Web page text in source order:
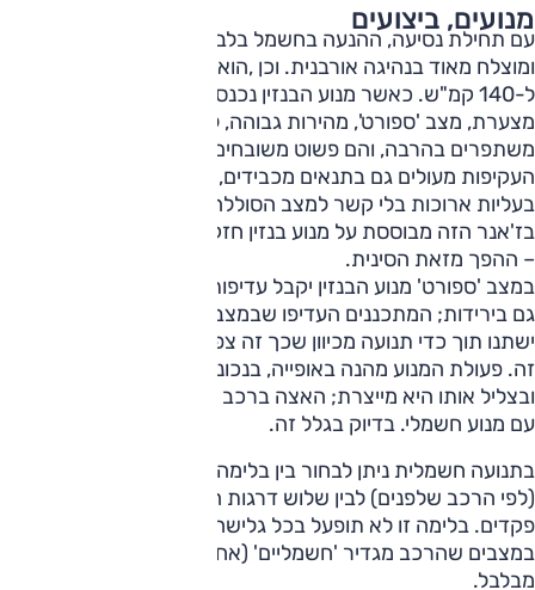
מנועים, ביצועים
עם תחילת נסיעה, ההנעה בחשמל בלבד והרכב שקט, נעים
ומוצלח מאוד בנהיגה אורבנית. וכן ,הוא יכול להגיע במצב זה
ל-140 קמ"ש. כאשר מנוע הבנזין נכנס לפעולה – עם מעיכת
מצערת, מצב 'ספורט', מהירות גבוהה, לפי הסוללה – הביצועים
משתפרים בהרבה, והם פשוט משובחים. ההאצה מצוינת, כישורי
העקיפות מעולים גם בתנאים מכבידים, וקל לשמר קצב גבוה גם
בעליות ארוכות בלי קשר למצב הסוללה. הגישה האירופאית
בז'אנר הזה מבוססת על מנוע בנזין חזק בהשוואה לזה החשמלי
– ההפך מזאת הסינית.
במצב 'ספורט' מנוע הבנזין יקבל עדיפות והרכב אינו חוזר לחשמל
גם בירידות; המתכננים העדיפו שבמצב זה יחסי הכוחות לא
ישתנו תוך כדי תנועה מכיוון שכך זה צפוי יותר ונכון יותר למצב
זה. פעולת המנוע מהנה באופייה, בנכונות לטפס לסל"ד גבוה
ובצליל אותו היא מייצרת; האצה ברכב עם מנוע כזה מרגשת מזה
עם מנוע חשמלי. בדיוק בגלל זה.
בתנועה חשמלית ניתן לבחור בין בלימה רגנרטיבית אוטומטית
(לפי הרכב שלפנים) לבין שלוש דרגות הנשלטות באמצעות
פקדים. בלימה זו לא תופעל בכל גלישה חשמלית אלא רק
במצבים שהרכב מגדיר 'חשמליים' (אחוז סוללה מסוים). קצת
מבלבל.